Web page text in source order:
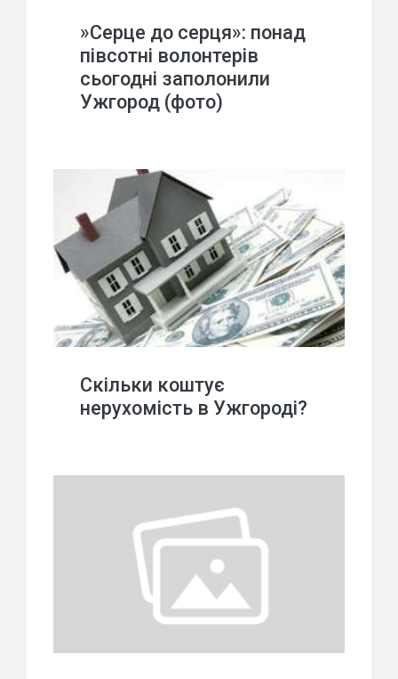
»Серце до серця»: понад
півсотні волонтерів
сьогодні заполонили
Ужгород (фото)
Скільки коштує
нерухомість в Ужгороді?